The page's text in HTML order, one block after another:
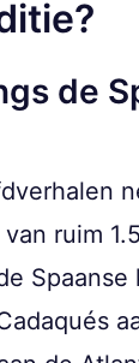
de
ruim
Spaanse